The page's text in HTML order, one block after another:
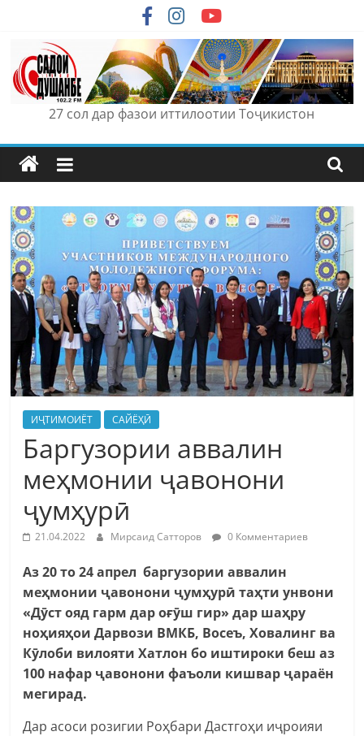
content
27 сол дар фазои иттилоотии Тоҷикистон
ИҶТИМОИЁТ САЙЁҲӢ
Баргузории аввалин
меҳмонии ҷавонони
ҷумҳурӣ
21.04.2022 Мирсаид Сатторов 0 Комментариев
Аз 20 то 24 апрел баргузории аввалин
меҳмонии ҷавонони ҷумҳурӣ таҳти унвони
«Дӯст ояд гарм дар оғӯш гир» дар шаҳру
ноҳияҳои Дарвози ВМКБ, Восеъ, Ховалинг ва
Кӯлоби вилояти Хатлон бо иштироки беш аз
100 нафар ҷавонони фаъоли кишвар ҷараён
мегирад.
Дар асоси розигии Роҳбари Дастгоҳи иҷроияи